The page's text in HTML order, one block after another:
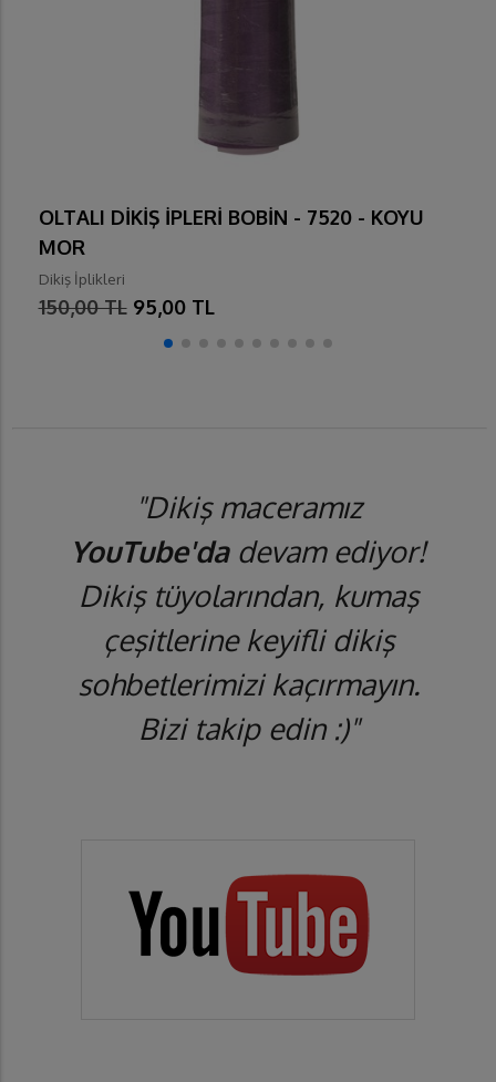
OLTALI DİKİŞ İPLERİ BOBİN - 7520 - KOYU
MOR
Dikiş İplikleri
150,00 TL 95,00 TL
"Dikiş maceramız
YouTube'dadevam ediyor!
Dikiş tüyolarından, kumaş
çeşitlerine keyifli dikiş
sohbetlerimizi kaçırmayın.
Bizi takip edin :)"